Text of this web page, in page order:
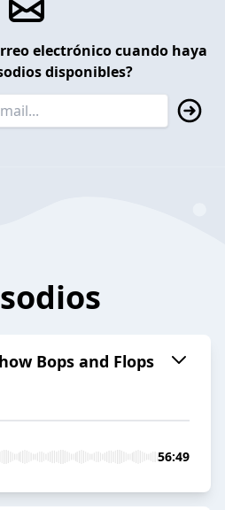
electrónico cuando haya
disponibles?
Bops and Flops
56:49